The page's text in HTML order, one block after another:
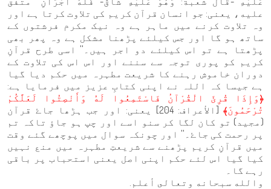
عليه، یعنی: جو انسان قرآن کریم کی تلاوت کرتا ہے اور
وہ تلاوت کرنے میں ماہر ہے وہ نیک مکرم فرشتوں کے
ساتھ ہو گا اور جس کیلئے پڑھنا مشکل ہے وہ پھر بھی
پڑھتا ہے تو اس کیلئے دو اجر ہیں۔'' اسی طرح قرآنِ
کریم کو پوری توجہ سے سننے اور اس اس کی تلاوت کے
دوران خاموش رہنے کا شریعت مطہرہ میں حکم دیا گیا
ہے جیسا کہ اللہ نے اپنی کتابِ عزیز میں فرمایا ہے:
﴿وَإِذَا قُرِئَ الْقُرْآنُ فَاسْتَمِعُوا لَهُ وَأَنْصِتُوا لَعَلَّكُمْ
تُرْحَمُونَ﴾
[الأعراف: 204] یعنی: اور جب ہڑھا جاۓ قرآن
(مجید) تو کان لگا کر سنو اسے اور چپ ہو جاؤ تاکہ تم
پر رحمت کی جاۓ۔'' اور چونکہ سوال میں پوچھے گئے وقت
میں قرآنِ کریم پڑھنے سے شریعتِ مطہرہ میں منع نہیں
کیا گیا اس لئے حکم اپنی اصل یعنی استحباب پر باقی
رہے گا۔
والله سبحانه وتعالى أعلم.